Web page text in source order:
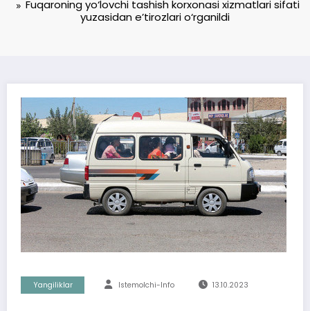
Fuqaroning yo‘lovchi tashish korxonasi xizmatlari sifati
yuzasidan e’tirozlari o‘rganildi
Yangiliklar Istemolchi-Info 13.10.2023